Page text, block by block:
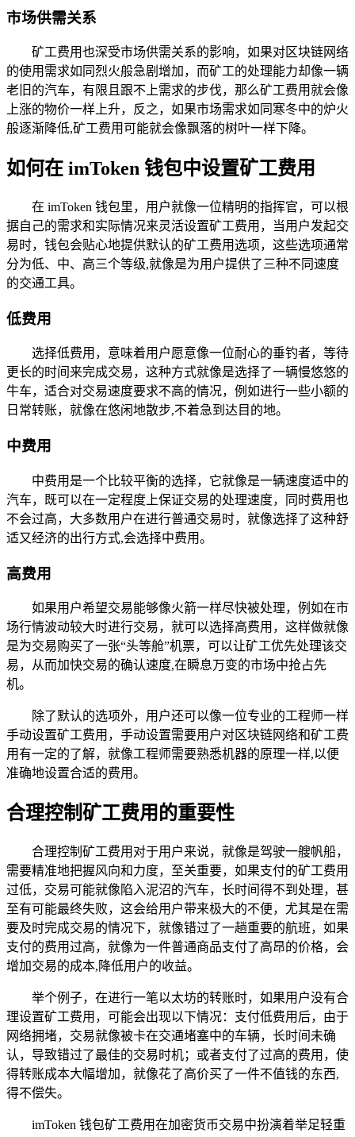
市场供需关系
矿工费用也深受市场供需关系的影响，如果对区块链网络
的使用需求如同烈火般急剧增加，而矿工的处理能力却像一辆
老旧的汽车，有限且跟不上需求的步伐，那么矿工费用就会像
上涨的物价一样上升，反之，如果市场需求如同寒冬中的炉火
般逐渐降低,矿工费用可能就会像飘落的树叶一样下降。
如何在 imToken 钱包中设置矿工费用
在 imToken 钱包里，用户就像一位精明的指挥官，可以根
据自己的需求和实际情况来灵活设置矿工费用，当用户发起交
易时，钱包会贴心地提供默认的矿工费用选项，这些选项通常
分为低、中、高三个等级,就像是为用户提供了三种不同速度
的交通工具。
低费用
选择低费用，意味着用户愿意像一位耐心的垂钓者，等待
更长的时间来完成交易，这种方式就像是选择了一辆慢悠悠的
牛车，适合对交易速度要求不高的情况，例如进行一些小额的
日常转账，就像在悠闲地散步,不着急到达目的地。
中费用
中费用是一个比较平衡的选择，它就像是一辆速度适中的
汽车，既可以在一定程度上保证交易的处理速度，同时费用也
不会过高，大多数用户在进行普通交易时，就像选择了这种舒
适又经济的出行方式,会选择中费用。
高费用
如果用户希望交易能够像火箭一样尽快被处理，例如在市
场行情波动较大时进行交易，就可以选择高费用，这样做就像
是为交易购买了一张“头等舱”机票，可以让矿工优先处理该交
易，从而加快交易的确认速度,在瞬息万变的市场中抢占先
机。
除了默认的选项外，用户还可以像一位专业的工程师一样
手动设置矿工费用，手动设置需要用户对区块链网络和矿工费
用有一定的了解，就像工程师需要熟悉机器的原理一样,以便
准确地设置合适的费用。
合理控制矿工费用的重要性
合理控制矿工费用对于用户来说，就像是驾驶一艘帆船，
需要精准地把握风向和力度，至关重要，如果支付的矿工费用
过低，交易可能就像陷入泥沼的汽车，长时间得不到处理，甚
至有可能最终失败，这会给用户带来极大的不便，尤其是在需
要及时完成交易的情况下，就像错过了一趟重要的航班，如果
支付的费用过高，就像为一件普通商品支付了高昂的价格，会
增加交易的成本,降低用户的收益。
举个例子，在进行一笔以太坊的转账时，如果用户没有合
理设置矿工费用，可能会出现以下情况：支付低费用后，由于
网络拥堵，交易就像被卡在交通堵塞中的车辆，长时间未确
认，导致错过了最佳的交易时机；或者支付了过高的费用，使
得转账成本大幅增加，就像花了高价买了一件不值钱的东西,
得不偿失。
imToken 钱包矿工费用在加密货币交易中扮演着举足轻重